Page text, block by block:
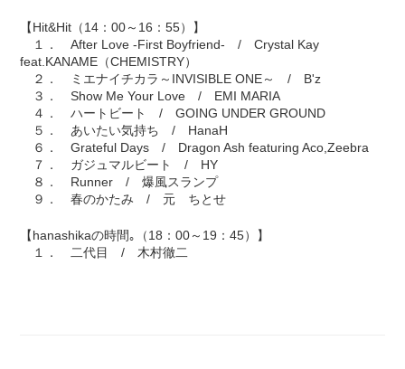
【Hit&Hit（14：00～16：55）】
１． After Love -First Boyfriend- / Crystal Kay
feat.KANAME（CHEMISTRY）
２． ミエナイチカラ～INVISIBLE ONE～ / B'z
３． Show Me Your Love / EMI MARIA
４． ハートビート / GOING UNDER GROUND
５． あいたい気持ち / HanaH
６． Grateful Days / Dragon Ash featuring Aco,Zeebra
７． ガジュマルビート / HY
８． Runner / 爆風スランプ
９． 春のかたみ / 元 ちとせ
【hanashikaの時間｡（18：00～19：45）】
１． 二代目 / 木村徹二